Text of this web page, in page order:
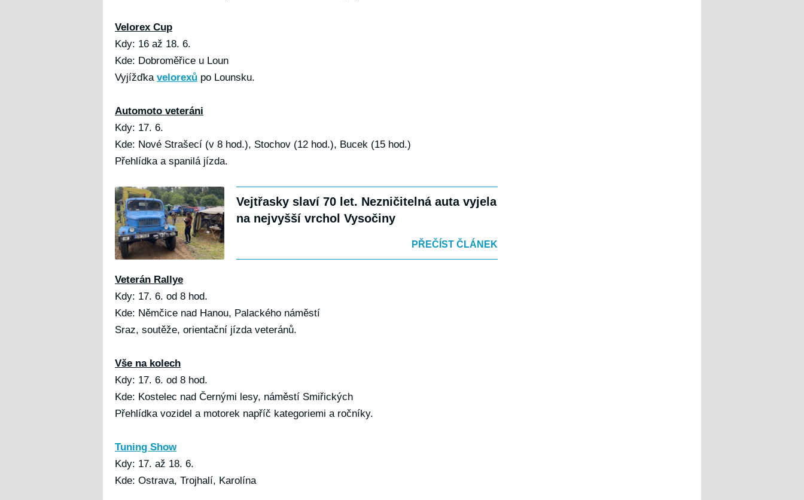
Velorex Cup
Kdy: 16 až 18. 6.
Kde: Dobroměřice u Loun
Vyjížďka velorexů po Lounsku.
Automoto veteráni
Kdy: 17. 6.
Kde: Nové Strašecí (v 8 hod.), Stochov (12 hod.), Bucek (15 hod.)
Přehlídka a spanilá jízda.
Vejtřasky slaví 70 let. Nezničitelná auta vyjela
na nejvyšší vrchol Vysočiny
PŘEČÍST ČLÁNEK
Veterán Rallye
Kdy: 17. 6. od 8 hod.
Kde: Němčice nad Hanou, Palackého náměstí
Sraz, soutěže, orientační jízda veteránů.
Vše na kolech
Kdy: 17. 6. od 8 hod.
Kde: Kostelec nad Černými lesy, náměstí Smiřických
Přehlídka vozidel a motorek napříč kategoriemi a ročníky.
Tuning Show
Kdy: 17. až 18. 6.
Kde: Ostrava, Trojhalí, Karolína